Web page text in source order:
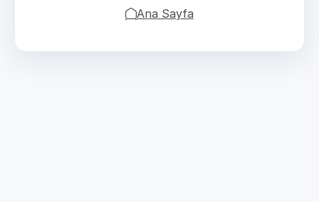
Ana Sayfa